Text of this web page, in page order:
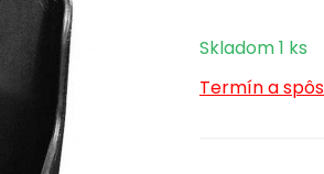
Skladom1 ks
Termín a